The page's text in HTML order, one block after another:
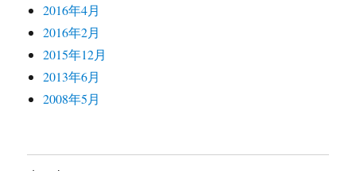
2016年4月
2016年2月
2015年12月
2013年6月
2008年5月